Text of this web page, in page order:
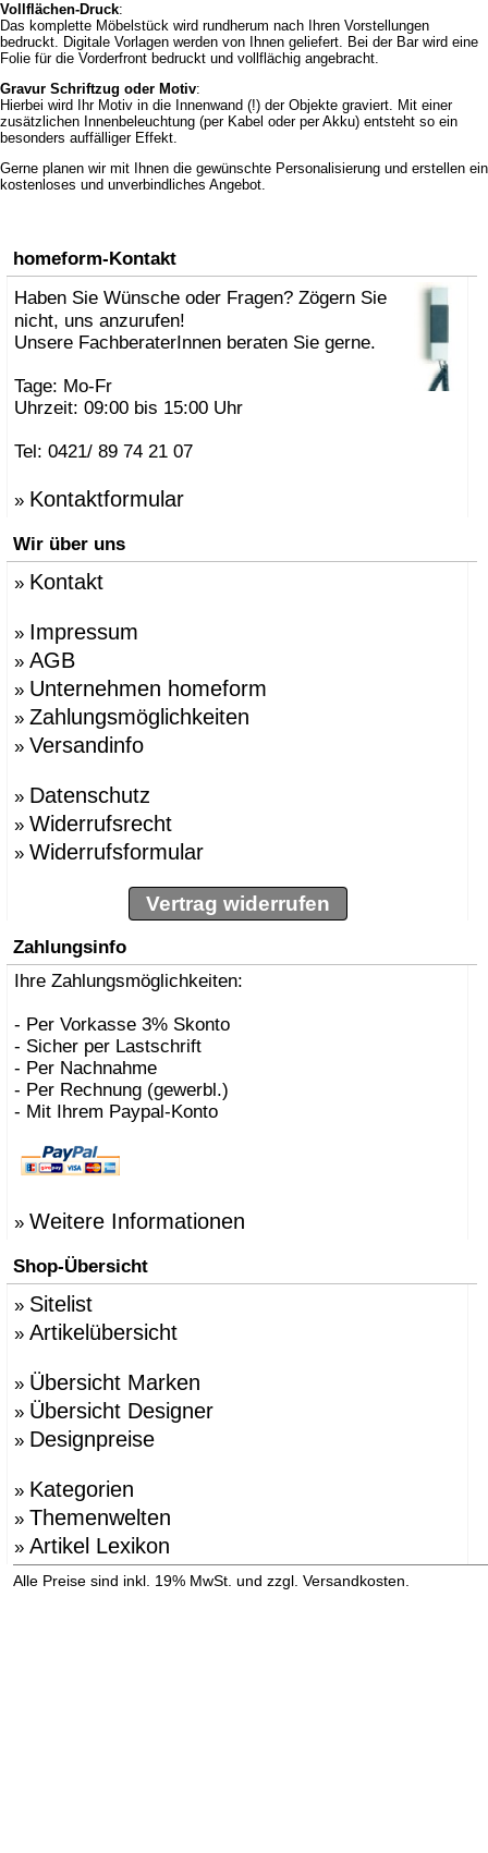
Vollflächen-Druck:
Das komplette Möbelstück wird rundherum nach Ihren Vorstellungen
bedruckt. Digitale Vorlagen werden von Ihnen geliefert. Bei der Bar wird eine
Folie für die Vorderfront bedruckt und vollflächig angebracht.
Gravur Schriftzug oder Motiv:
Hierbei wird Ihr Motiv in die Innenwand (!) der Objekte graviert. Mit einer
zusätzlichen Innenbeleuchtung (per Kabel oder per Akku) entsteht so ein
besonders auffälliger Effekt.
Gerne planen wir mit Ihnen die gewünschte Personalisierung und erstellen ein
kostenloses und unverbindliches Angebot.
homeform-Kontakt
Haben Sie Wünsche oder Fragen? Zögern Sie
nicht, uns anzurufen!
Unsere FachberaterInnen beraten Sie gerne.
Tage: Mo-Fr
Uhrzeit: 09:00 bis 15:00 Uhr
Tel: 0421/ 89 74 21 07
» Kontaktformular
Wir über uns
» Kontakt
» Impressum
» AGB
» Unternehmen homeform
» Zahlungsmöglichkeiten
» Versandinfo
» Datenschutz
» Widerrufsrecht
» Widerrufsformular
Vertrag widerrufen
Zahlungsinfo
Ihre Zahlungsmöglichkeiten:
- Per Vorkasse 3% Skonto
- Sicher per Lastschrift
- Per Nachnahme
- Per Rechnung (gewerbl.)
- Mit Ihrem Paypal-Konto
» Weitere Informationen
Shop-Übersicht
» Sitelist
» Artikelübersicht
» Übersicht Marken
» Übersicht Designer
» Designpreise
» Kategorien
» Themenwelten
» Artikel Lexikon
Alle Preise sind inkl. 19% MwSt. und zzgl. Versandkosten.